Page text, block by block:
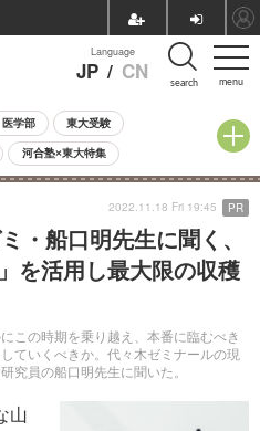
menu
Language
JP / CN search
医学部 東大受験
河合塾×東大特集
中学受験 小学校受験
過去問 人気記事
教材（中学生向け） ランキング
・船口明先生に聞く、
を活用し最大限の収穫
この時期を乗り越え、本番に臨むべき
ていくべきか。代々木ゼミナールの現
究員の船口明先生に聞いた。
2022.11.18 Fri 19:45 PR
山